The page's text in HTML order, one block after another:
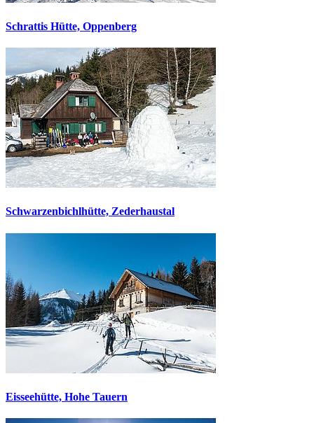
Schrattis Hütte, Oppenberg
Schwarzenbichlhütte, Zederhaustal
Eisseehütte, Hohe Tauern